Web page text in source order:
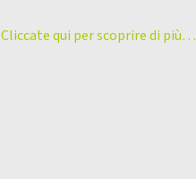
Cliccate qui per scoprire di più…